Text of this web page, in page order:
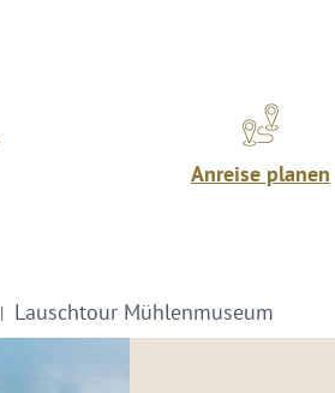
Anreise planen
Lauschtour Mühlenmuseum